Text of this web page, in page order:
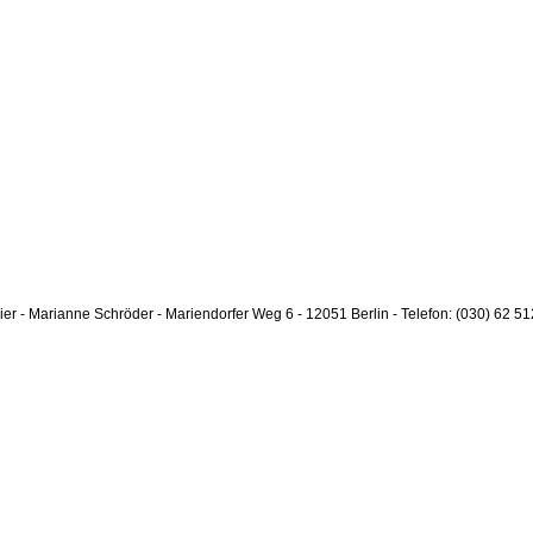
- Marianne Schröder - Mariendorfer Weg 6 - 12051 Berlin - Telefon: (030) 62